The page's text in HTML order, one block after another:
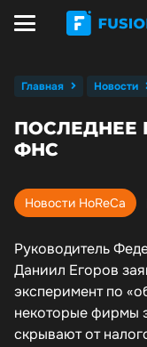
Главная Новости
ПОСЛЕДНЕЕ
ФНС
Новости HoReCa
Руководитель
Даниил Егоров
эксперимент по
некоторые фирмы
скрывают от